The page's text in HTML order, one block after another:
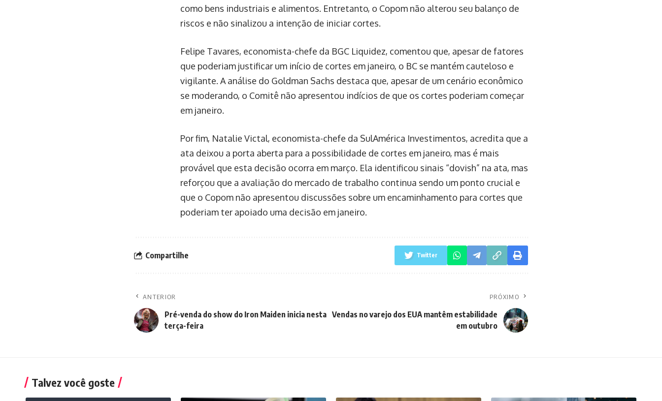
como bens industriais e alimentos. Entretanto, o Copom não alterou seu balanço de
riscos e não sinalizou a intenção de iniciar cortes.
Felipe Tavares, economista-chefe da BGC Liquidez, comentou que, apesar de fatores
que poderiam justificar um início de cortes em janeiro, o BC se mantém cauteloso e
vigilante. A análise do Goldman Sachs destaca que, apesar de um cenário econômico
se moderando, o Comitê não apresentou indícios de que os cortes poderiam começar
em janeiro.
Por fim, Natalie Victal, economista-chefe da SulAmérica Investimentos, acredita que a
ata deixou a porta aberta para a possibilidade de cortes em janeiro, mas é mais
provável que esta decisão ocorra em março. Ela identificou sinais “dovish” na ata, mas
reforçou que a avaliação do mercado de trabalho continua sendo um ponto crucial e
que o Copom não apresentou discussões sobre um encaminhamento para cortes que
poderiam ter apoiado uma decisão em janeiro.
Compartilhe Twitter
ANTERIOR
Pré-venda do show do Iron Maiden inicia nesta
terça-feira
PRÓXIMO
Vendas no varejo dos EUA mantêm estabilidade
em outubro
Talvez você goste